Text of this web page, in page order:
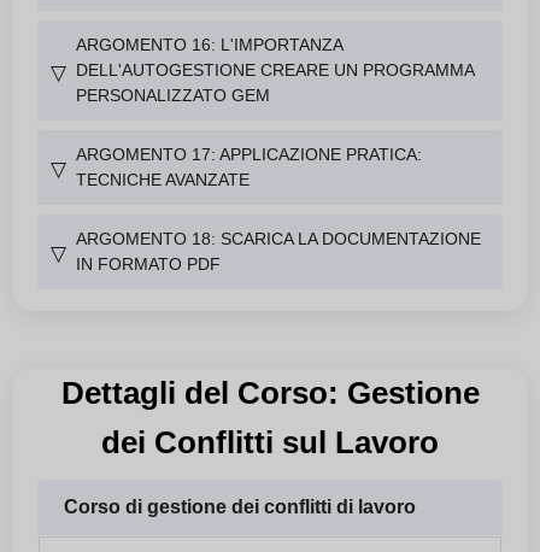
▽
ARGOMENTO 16: L'IMPORTANZA
DELL'AUTOGESTIONE CREARE UN PROGRAMMA
PERSONALIZZATO GEM
▽
ARGOMENTO 17: APPLICAZIONE PRATICA:
TECNICHE AVANZATE
▽
ARGOMENTO 18: SCARICA LA DOCUMENTAZIONE
IN FORMATO PDF
Dettagli del Corso: Gestione
dei Conflitti sul Lavoro
Corso di gestione dei conflitti di lavoro